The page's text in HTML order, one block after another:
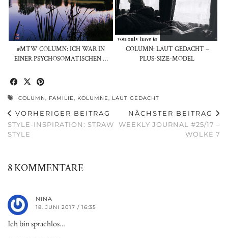
#MTW COLUMN: ICH WAR IN
EINER PSYCHOSOMATISCHEN …
COLUMN: LAUT GEDACHT –
PLUS-SIZE-MODEL
COLUMN, FAMILIE, KOLUMNE, LAUT GEDACHT
VORHERIGER BEITRAG
STYLE-INSPIRATION: STRAW
STYLE
NÄCHSTER BEITRAG
WEEKLY JOURNAL #25/17 –
WOLKE 7
8 KOMMENTARE
NINA
18. JUNI 2017 / 16:35
Ich bin sprachlos…